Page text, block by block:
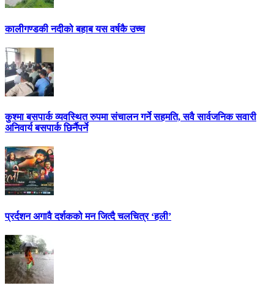
कालीगण्डकी नदीको बहाब यस वर्षकै उच्च
कुश्मा बसपार्क व्यवस्थित रुपमा संचालन गर्ने सहमति, सवै सार्वजनिक सवारी
अनिवार्य बसपार्क छिर्नैपर्ने
प्रर्दशन अगावै दर्शकको मन जित्दै चलचित्र ‘हली’